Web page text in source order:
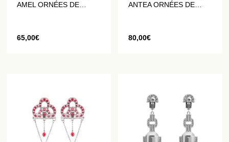
AMEL ORNÉES DE
65,00€
ANTEA ORNÉES DE
80,00€